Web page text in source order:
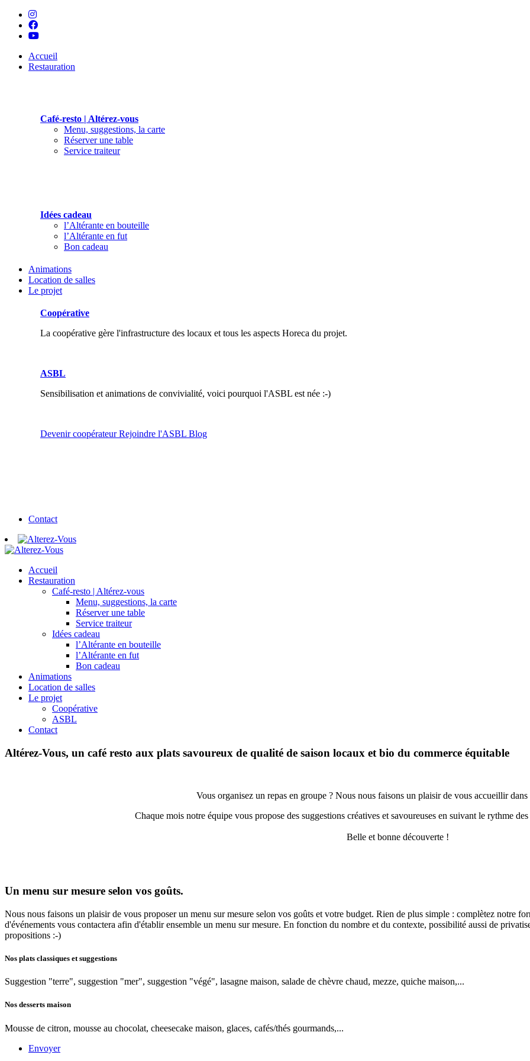
Accueil
Restauration
Café-resto | Altérez-vous
Menu, suggestions, la carte
Réserver une table
Service traiteur
Idées cadeau
l’Altérante en bouteille
l’Altérante en fut
Bon cadeau
Animations
Location de salles
Le projet
Coopérative
La coopérative gère l'infrastructure des locaux et tous les aspects Horeca du projet.
ASBL
Sensibilisation et animations de convivialité, voici pourquoi l'ASBL est née :-)
Devenir coopérateur Rejoindre l'ASBL Blog
Contact
Accueil
Restauration
Café-resto | Altérez-vous
Menu, suggestions, la carte
Réserver une table
Service traiteur
Idées cadeau
l’Altérante en bouteille
l’Altérante en fut
Bon cadeau
Animations
Location de salles
Le projet
Coopérative
ASBL
Contact
Altérez-Vous, un café resto aux plats savoureux de qualité de saison locaux et bio du commerce équitable
Vous organisez un repas en groupe ? Nous nous faisons un plaisir de vous accueillir dans
Chaque mois notre équipe vous propose des suggestions créatives et savoureuses en suivant le rythme
Belle et bonne découverte !
Un menu sur mesure selon vos goûts.
Nous nous faisons un plaisir de vous proposer un menu sur mesure selon vos goûts et votre budget. Rien de plus simple : complètez notre
d'événements vous contactera afin d'établir ensemble un menu sur mesure. En fonction du nombre et du contexte, possibilité aussi de
propositions :-)
Nos plats classiques et suggestions
Suggestion "terre", suggestion "mer", suggestion "végé", lasagne maison, salade de chèvre chaud, mezze, quiche maison,...
Nos desserts maison
Mousse de citron, mousse au chocolat, cheesecake maison, glaces, cafés/thés gourmands,...
Envoyer